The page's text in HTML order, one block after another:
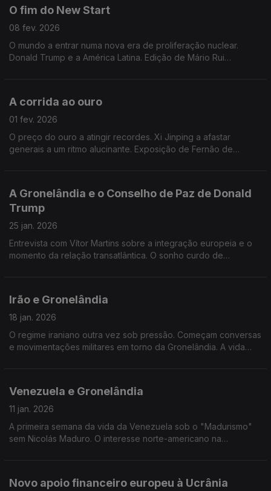
O fim do New Start
08 fev. 2026
O mundo a entrar numa nova era de proliferação nuclear.
Donald Trump e a América Latina. Edição de Mário Rui
A corrida ao ouro
01 fev. 2026
O preço do ouro a atingir recordes. Xi Jinping a afastar
generais a um ritmo alucinante. Exposição de Fernão de
A Gronelândia e o Conselho de Paz de Donald
Trump
25 jan. 2026
Entrevista com Vítor Martins sobre a integração europeia e o
momento da relação transatlântica. O sonho curdo de
Irão e Gronelândia
18 jan. 2026
O regime iraniano outra vez sob pressão. Começam conversas
e movimentações militares em torno da Gronelândia. A vida
Venezuela e Gronelândia
11 jan. 2026
A primeira semana da vida da Venezuela sob o "Madurismo"
sem Nicolás Maduro. O interesse norte-americano na
Novo apoio financeiro europeu à Ucrânia